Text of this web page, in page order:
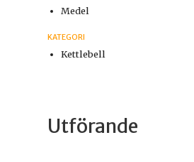
Medel
KATEGORI
Kettlebell
Utförande